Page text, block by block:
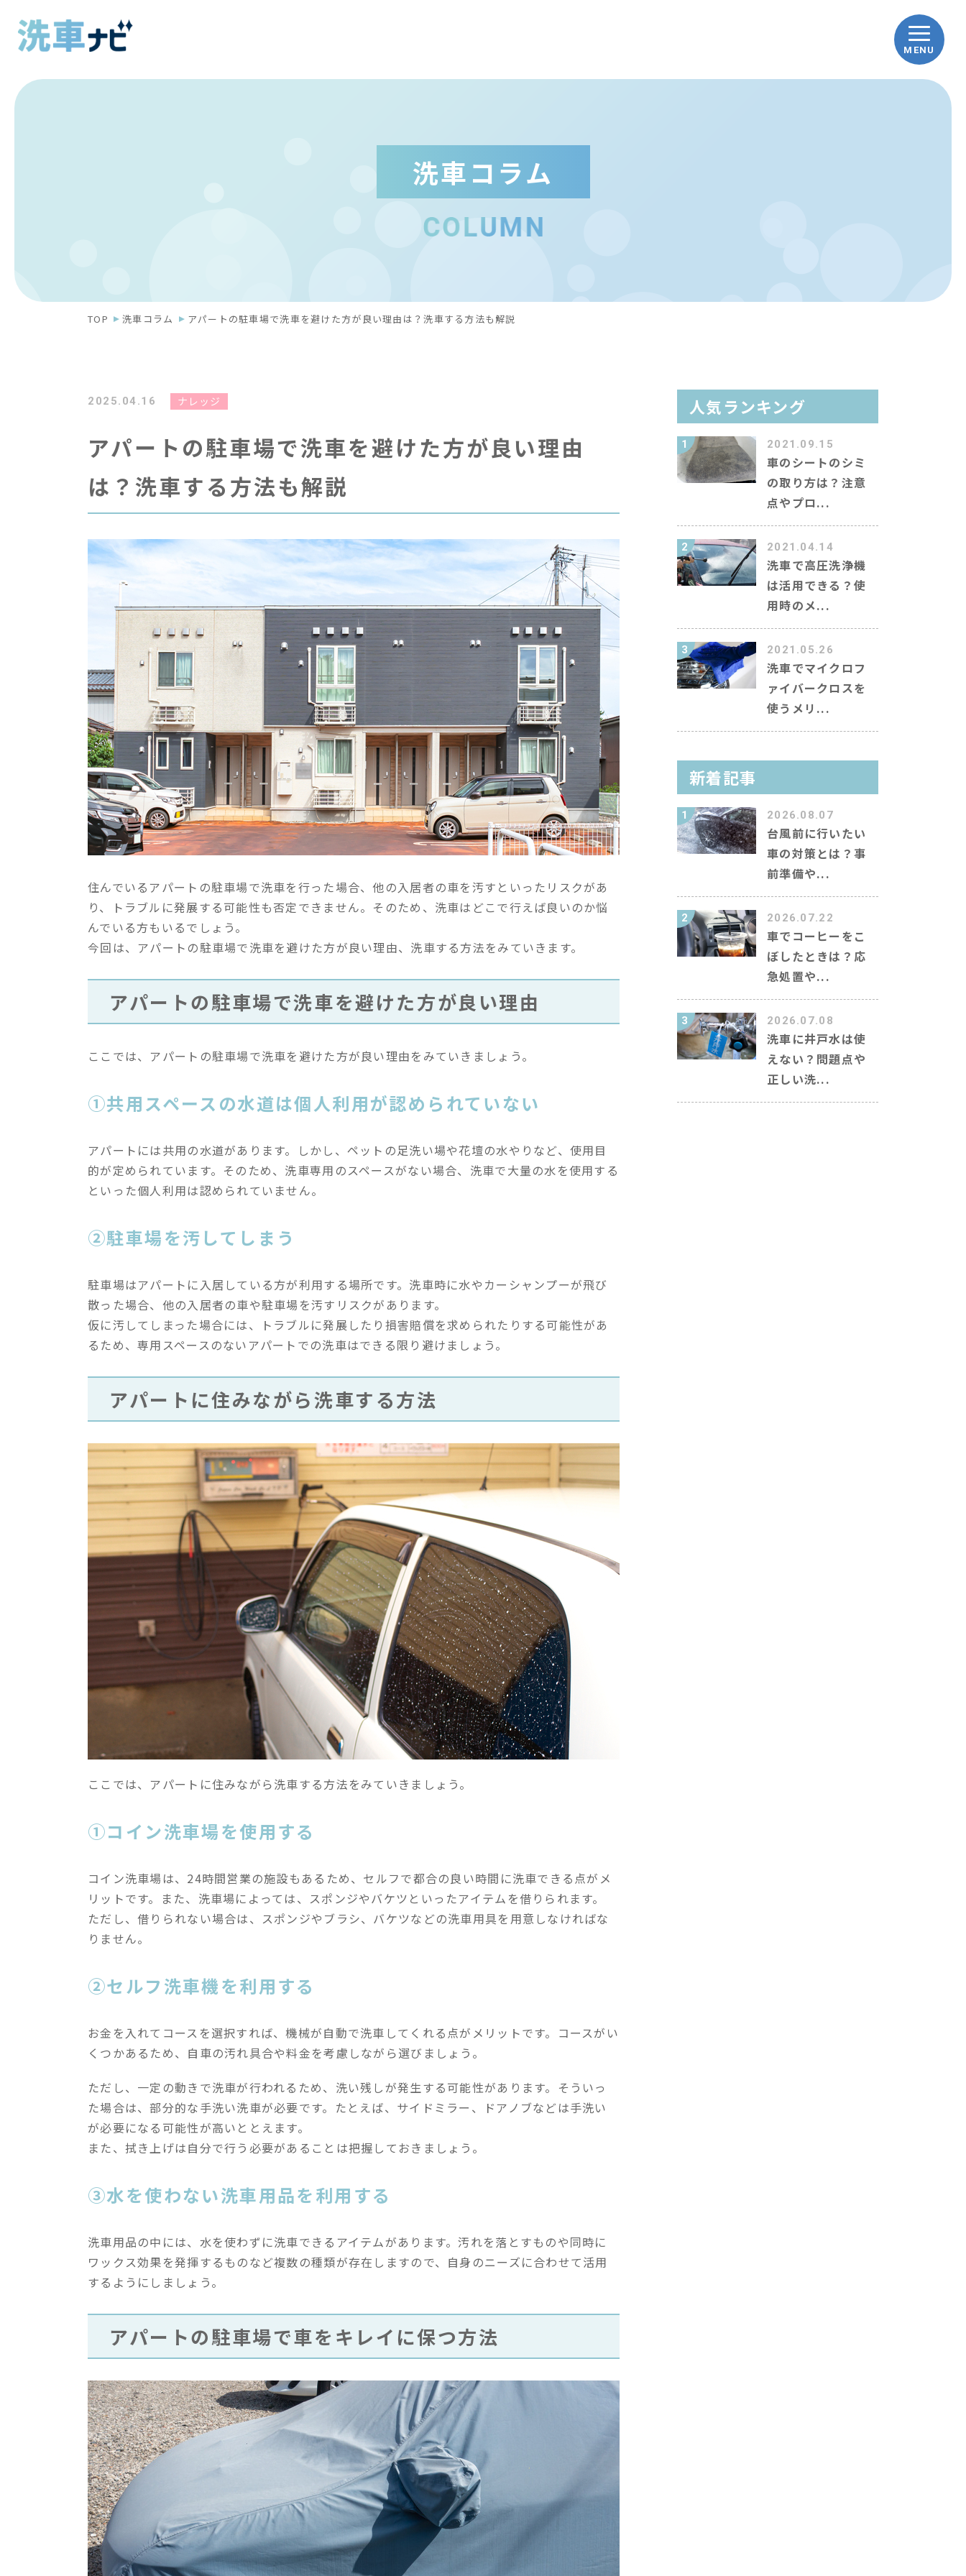
MENU
キャラクター紹介
洗車コラム
TOP 洗車コラム アパートの駐車場で洗車を避けた方が良い理由は？洗車する方法も解説
2025.04.16 ナレッジ
アパートの駐車場で洗車を避けた方が良い理由
は？洗車する方法も解説
住んでいるアパートの駐車場で洗車を行った場合、他の入居者の車を汚すといったリスクがあ
り、トラブルに発展する可能性も否定できません。そのため、洗車はどこで行えば良いのか悩
んでいる方もいるでしょう。
今回は、アパートの駐車場で洗車を避けた方が良い理由、洗車する方法をみていきます。
アパートの駐車場で洗車を避けた方が良い理由
ここでは、アパートの駐車場で洗車を避けた方が良い理由をみていきましょう。
①共用スペースの水道は個人利用が認められていない
アパートには共用の水道があります。しかし、ペットの足洗い場や花壇の水やりなど、使用目
的が定められています。そのため、洗車専用のスペースがない場合、洗車で大量の水を使用する
といった個人利用は認められていません。
②駐車場を汚してしまう
駐車場はアパートに入居している方が利用する場所です。洗車時に水やカーシャンプーが飛び
散った場合、他の入居者の車や駐車場を汚すリスクがあります。
仮に汚してしまった場合には、トラブルに発展したり損害賠償を求められたりする可能性があ
るため、専用スペースのないアパートでの洗車はできる限り避けましょう。
アパートに住みながら洗車する方法
ここでは、アパートに住みながら洗車する方法をみていきましょう。
①コイン洗車場を使用する
コイン洗車場は、24時間営業の施設もあるため、セルフで都合の良い時間に洗車できる点がメ
リットです。また、洗車場によっては、スポンジやバケツといったアイテムを借りられます。
ただし、借りられない場合は、スポンジやブラシ、バケツなどの洗車用具を用意しなければな
りません。
②セルフ洗車機を利用する
お金を入れてコースを選択すれば、機械が自動で洗車してくれる点がメリットです。コースがい
くつかあるため、自車の汚れ具合や料金を考慮しながら選びましょう。
ただし、一定の動きで洗車が行われるため、洗い残しが発生する可能性があります。そういっ
た場合は、部分的な手洗い洗車が必要です。たとえば、サイドミラー、ドアノブなどは手洗い
が必要になる可能性が高いととえます。
また、拭き上げは自分で行う必要があることは把握しておきましょう。
③水を使わない洗車用品を利用する
洗車用品の中には、水を使わずに洗車できるアイテムがあります。汚れを落とすものや同時に
ワックス効果を発揮するものなど複数の種類が存在しますので、自身のニーズに合わせて活用
するようにしましょう。
アパートの駐車場で車をキレイに保つ方法
人気ランキング
1 2021.09.15
車のシートのシミ
の取り方は？注意
点やプロ...
2 2021.04.14
洗車で高圧洗浄機
は活用できる？使
用時のメ...
3 2021.05.26
洗車でマイクロフ
ァイバークロスを
使うメリ...
新着記事
1 2026.08.07
台風前に行いたい
車の対策とは？事
前準備や...
2 2026.07.22
車でコーヒーをこ
ぼしたときは？応
急処置や...
3 2026.07.08
洗車に井戸水は使
えない？問題点や
正しい洗...